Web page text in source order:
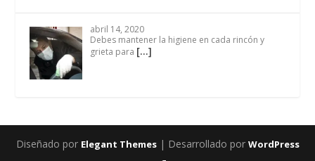
abril 14, 2020
Debes mantener la higiene en cada rincón y
grieta para […]
Diseñado por Elegant Themes| Desarrollado por WordPress